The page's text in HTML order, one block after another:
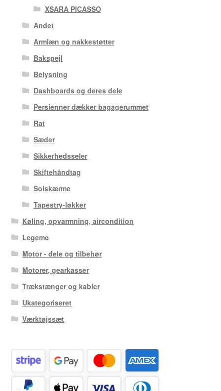
XSARA PICASSO
Andet
Armlæn og nakkestøtter
Bakspejl
Belysning
Dashboards og deres dele
Persienner dækker bagagerummet
Rat
Sæder
Sikkerhedsseler
Skiftehåndtag
Solskærme
Tapestry-løkker
Køling, opvarmning, aircondition
Legeme
Motor - dele og tilbehør
Motorer, gearkasser
Trækstænger og kabler
Ukategoriseret
Værktøjssæt